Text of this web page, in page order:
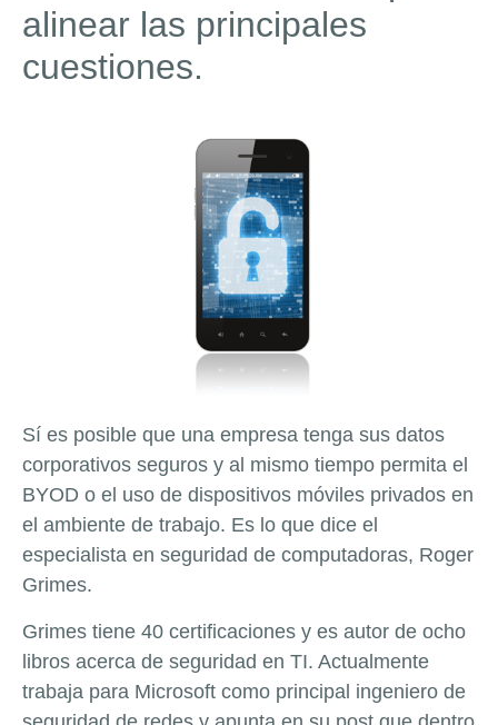
alinear las principales
cuestiones.
Sí es posible que una empresa tenga sus datos
corporativos seguros y al mismo tiempo permita el
BYOD o el uso de dispositivos móviles privados en
el ambiente de trabajo. Es lo que dice el
especialista en seguridad de computadoras, Roger
Grimes.
Grimes tiene 40 certificaciones y es autor de ocho
libros acerca de seguridad en TI. Actualmente
trabaja para Microsoft como principal ingeniero de